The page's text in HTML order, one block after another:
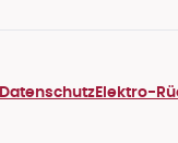
Datenschutz Elektro-